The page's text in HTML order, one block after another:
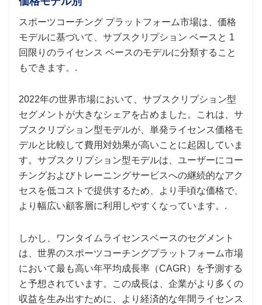
スポーツコーチング プラットフォーム市場は、価格
モデルに基づいて、サブスクリプション ベースと 1
回限りのライセンス ベースのモデルに分類すること
もできます。.
2022年の世界市場において、サブスクリプション型
セグメントが大きなシェアを占めました。これは、サ
ブスクリプション型モデルが、単発ライセンス価格モ
デルと比較して費用対効果が高いことに起因していま
す。サブスクリプション型モデルは、ユーザーにコー
チングおよびトレーニングサービスへの継続的なアク
セスを低コストで提供するため、より手頃な価格で、
より幅広い顧客層に利用しやすくなっています。.
しかし、ワンタイムライセンスベースのセグメント
は、世界のスポーツコーチングプラットフォーム市場
において最も高い年平均成長率（CAGR）を予測する
と予想されています。この成長は、企業がより多くの
収益を生み出すために、より経済的な年間ライセンス